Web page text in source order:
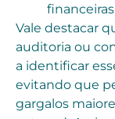
Vale destacar
auditoria ou
a identificar
evitando que
gargalos